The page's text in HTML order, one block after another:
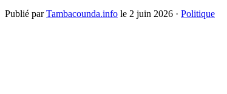
Publié parTambacounda.info le 2 juin 2026 · Politique